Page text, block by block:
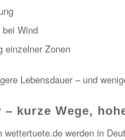
Wind
einzelner Zonen
Lebensdauer – und
– kurze Wege,
werden in